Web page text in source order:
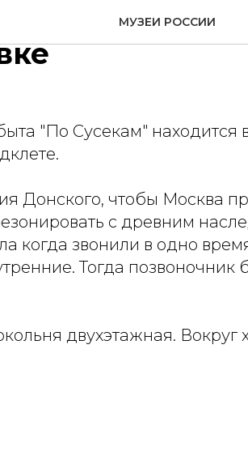
МУЗЕИ РОССИИ
быта
"По Сусекам" находится
Донского, чтобы Москва
с древним
когда звонили в одно
Тогда позвоночник
двухэтажная. Вокруг